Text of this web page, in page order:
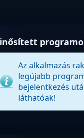
Az alkalmazás
legújabb
bejelentkezés
láthatóak!